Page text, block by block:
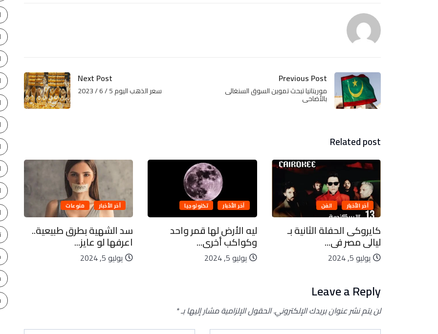
Previous Post
موريتانيا تبحث تموين السوق السنغالى
بالأضاحى
Next Post
سعر الذهب اليوم 5 / 6 / 2023
Related post
آخر الأخبار الفن
كايروكى الحفلة الثانية بـ
ليالى مصر فى...
يوليو 5, 2024
آخر الأخبار تكنولوجيا
ليه الأرض لها قمر واحد
وكواكب أخرى...
يوليو 5, 2024
آخر الأخبار منوعات
سد الشهية بطرق طبيعية..
اعرفها لو عايز...
يوليو 5, 2024
Leave a Reply
لن يتم نشر عنوان بريدك الإلكتروني.الحقول الإلزامية مشار إليها بـ*